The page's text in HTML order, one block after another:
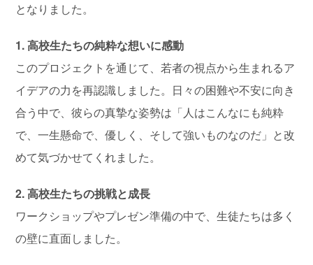
となりました。
1. 高校生たちの純粋な想いに感動
このプロジェクトを通じて、若者の視点から生まれるア
イデアの力を再認識しました。日々の困難や不安に向き
合う中で、彼らの真摯な姿勢は「人はこんなにも純粋
で、一生懸命で、優しく、そして強いものなのだ」と改
めて気づかせてくれました。
2. 高校生たちの挑戦と成長
ワークショップやプレゼン準備の中で、生徒たちは多く
の壁に直面しました。